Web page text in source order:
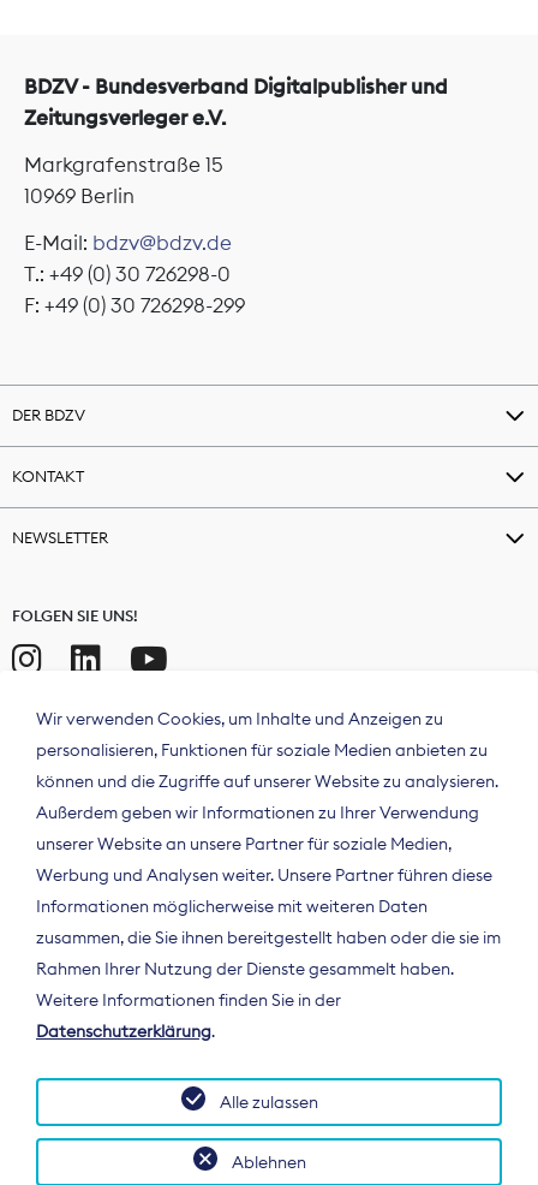
BDZV - Bundesverband Digitalpublisher und
Zeitungsverleger e.V.
Markgrafenstraße 15
10969 Berlin
E-Mail: bdzv@bdzv.de
T.: +49 (0) 30 726298-0
F: +49 (0) 30 726298-299
DER BDZV
KONTAKT
NEWSLETTER
FOLGEN SIE UNS!
Der Bundesverband Digitalpublisher und
Zeitungsverleger (BDZV) vertritt als
Spitzenorganisation die Interessen der
Deutschland und auf EU-Ebene.
Wir verwenden Cookies, um Inhalte und Anzeigen zu
personalisieren, Funktionen für soziale Medien anbieten zu
können und die Zugriffe auf unserer Website zu analysieren.
Außerdem geben wir Informationen zu Ihrer Verwendung
unserer Website an unsere Partner für soziale Medien,
Werbung und Analysen weiter. Unsere Partner führen diese
Informationen möglicherweise mit weiteren Daten
zusammen, die Sie ihnen bereitgestellt haben oder die sie im
Rahmen Ihrer Nutzung der Dienste gesammelt haben.
Weitere Informationen finden Sie in der
Datenschutzerklärung.
Ablehnen
Alle zulassen